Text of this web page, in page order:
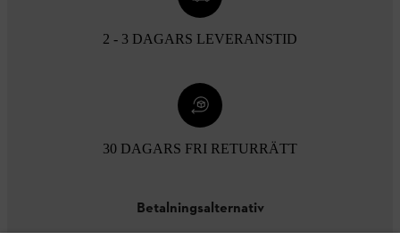
2 - 3 DAGARS LEVERANSTID
30 DAGARS FRI RETURRÄTT
Betalningsalternativ